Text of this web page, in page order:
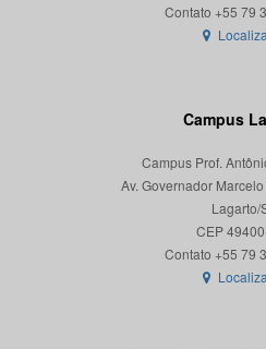
Campus
Campus Prof.
Av. Governador
Lagarto/
CEP